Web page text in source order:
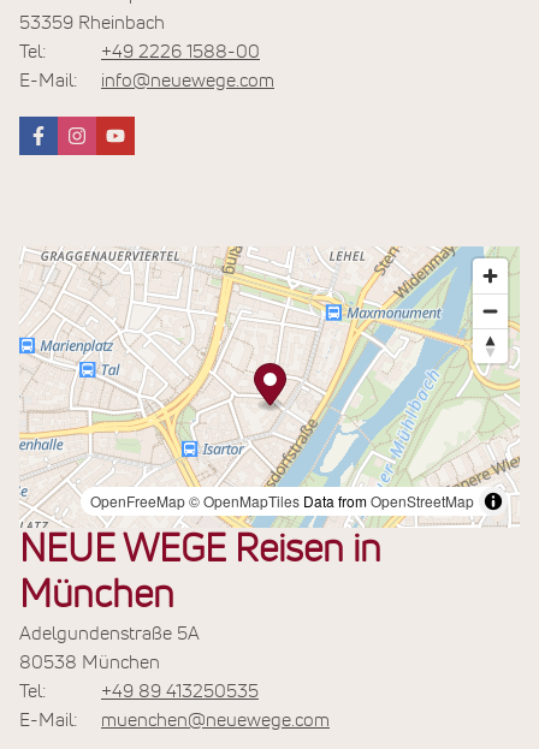
53359 Rheinbach
Tel:
+49 2226 1588-00
E-Mail:
info@neuewege.com
NEUE WEGE Reisen in
München
Adelgundenstraße 5A
80538 München
Tel:
+49 89 413250535
E-Mail:
muenchen@neuewege.com